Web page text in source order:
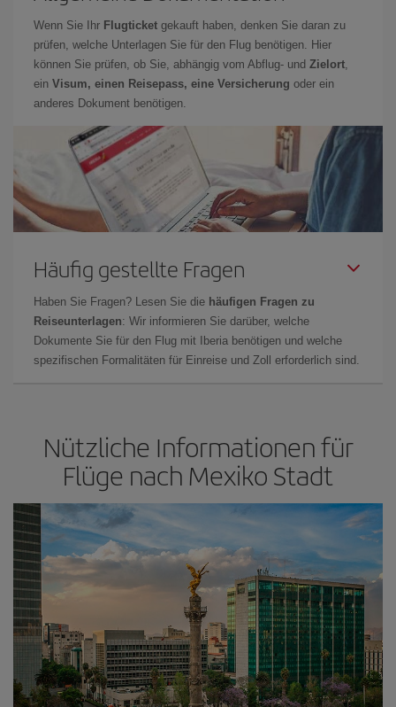
Wenn Sie Ihr Flugticket gekauft haben, denken Sie daran zu
prüfen, welche Unterlagen Sie für den Flug benötigen. Hier
können Sie prüfen, ob Sie, abhängig vom Abflug- und Zielort,
ein Visum, einen Reisepass, eine Versicherung oder ein
anderes Dokument benötigen.
Häufig gestellte Fragen
Haben Sie Fragen? Lesen Sie die häufigen Fragen zu
Reiseunterlagen: Wir informieren Sie darüber, welche
Dokumente Sie für den Flug mit Iberia benötigen und welche
spezifischen Formalitäten für Einreise und Zoll erforderlich sind.
Nützliche Informationen für
Flüge nach Mexiko Stadt